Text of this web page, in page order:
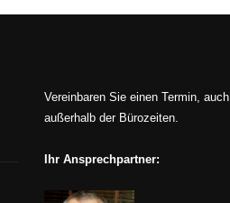
Vereinbaren Sie einen Termin, auch
außerhalb der Bürozeiten.
Ihr Ansprechpartner: